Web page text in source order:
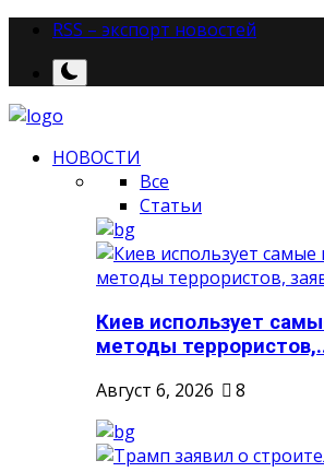
RSS – экспорт новостей
НОВОСТИ
Все
Статьи
Киев использует
методы
Август 6, 2026
8